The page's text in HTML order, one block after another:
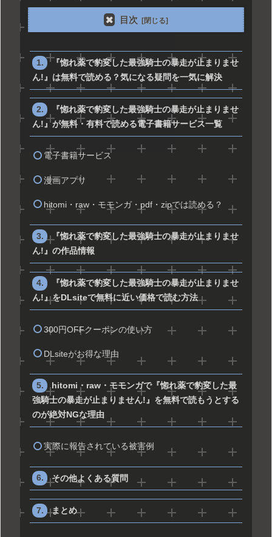
目次
『惚れ薬で豹変した最強騎士の暴走が止まりませ
ん!』は無料で読める？気になる疑問を一気に解決
『惚れ薬で豹変した最強騎士の暴走が止まりませ
ん!』が無料・有料で読める電子書籍サービス一覧
電子書籍サービス
漫画アプリ
hitomi・raw・モモンガ・pdf・zipでは読める？
『惚れ薬で豹変した最強騎士の暴走が止まりませ
ん!』の作品情報
『惚れ薬で豹変した最強騎士の暴走が止まりませ
ん!』をDLsiteで無料に近い価格で読む方法
300円OFFクーポンの使い方
DLsiteがお得な理由
hitomi・raw・モモンガで『惚れ薬で豹変した最
強騎士の暴走が止まりません!』を無料で読もうとする
のが絶対NGな理由
実際に報告されている被害例
その他よくある質問
まとめ